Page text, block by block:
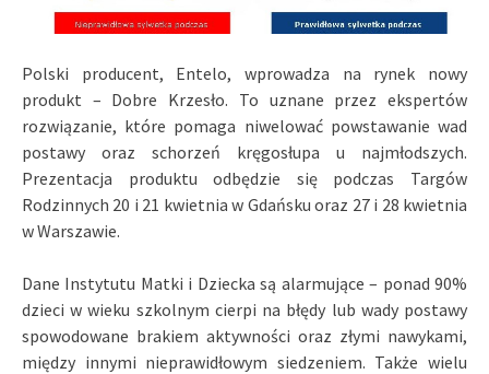
Polski producent, Entelo, wprowadza na rynek nowy
produkt – Dobre Krzesło. To uznane przez ekspertów
rozwiązanie, które pomaga niwelować powstawanie wad
postawy oraz schorzeń kręgosłupa u najmłodszych.
Prezentacja produktu odbędzie się podczas Targów
Rodzinnych 20 i 21 kwietnia w Gdańsku oraz 27 i 28 kwietnia
w Warszawie.
Dane Instytutu Matki i Dziecka są alarmujące – ponad 90%
dzieci w wieku szkolnym cierpi na błędy lub wady postawy
spowodowane brakiem aktywności oraz złymi nawykami,
między innymi nieprawidłowym siedzeniem. Także wielu